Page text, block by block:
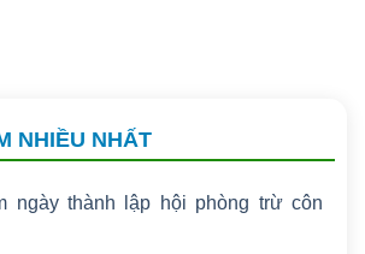
NHIỀU NHẤT
ngày thành lập hội phòng trừ côn